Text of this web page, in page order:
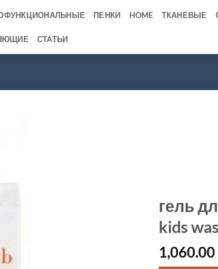
ПЕНКИ HOME ТКАНЕВЫЕ
СТАТЬИ
гель
kids
1,060.00